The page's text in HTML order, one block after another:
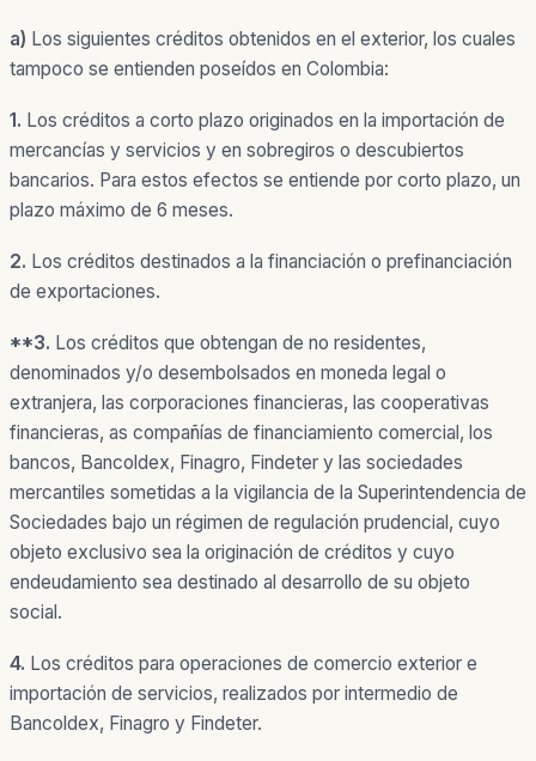
a) Los siguientes créditos obtenidos en el exterior, los cuales
tampoco se entienden poseídos en Colombia:
1. Los créditos a corto plazo originados en la importación de
mercancías y servicios y en sobregiros o descubiertos
bancarios. Para estos efectos se entiende por corto plazo, un
plazo máximo de 6 meses.
2. Los créditos destinados a la financiación o prefinanciación
de exportaciones.
**3. Los créditos que obtengan de no residentes,
denominados y/o desembolsados en moneda legal o
extranjera, las corporaciones financieras, las cooperativas
financieras, as compañías de financiamiento comercial, los
bancos, Bancoldex, Finagro, Findeter y las sociedades
mercantiles sometidas a la vigilancia de la Superintendencia de
Sociedades bajo un régimen de regulación prudencial, cuyo
objeto exclusivo sea la originación de créditos y cuyo
endeudamiento sea destinado al desarrollo de su objeto
social.
4. Los créditos para operaciones de comercio exterior e
importación de servicios, realizados por intermedio de
Bancoldex, Finagro y Findeter.